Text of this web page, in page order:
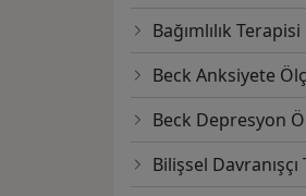
Bağımlılık Terapisi
Beck Anksiyete
Beck Depresyon
Bilişsel Davranışçı